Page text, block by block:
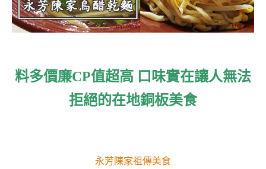
料多價廉CP值超高 口味實在讓人無法
拒絕的在地銅板美食
永芳陳家祖傳美食